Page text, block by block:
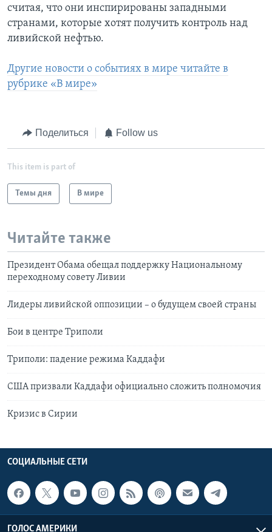
считая, что они инспирированы западными
странами, которые хотят получить контроль над
ливийской нефтью.
Другие новости о событиях в мире читайте в
рубрике «В мире»
Поделиться Follow us
This item is part of
Темы дня В мире
Читайте также
Президент Обама обещал поддержку Национальному
переходному совету Ливии
Лидеры ливийской оппозиции – о будущем своей страны
Бои в центре Триполи
Триполи: падение режима Каддафи
США призвали Каддафи официально сложить полномочия
Кризис в Сирии
СОЦИАЛЬНЫЕ СЕТИ
ГОЛОС АМЕРИКИ